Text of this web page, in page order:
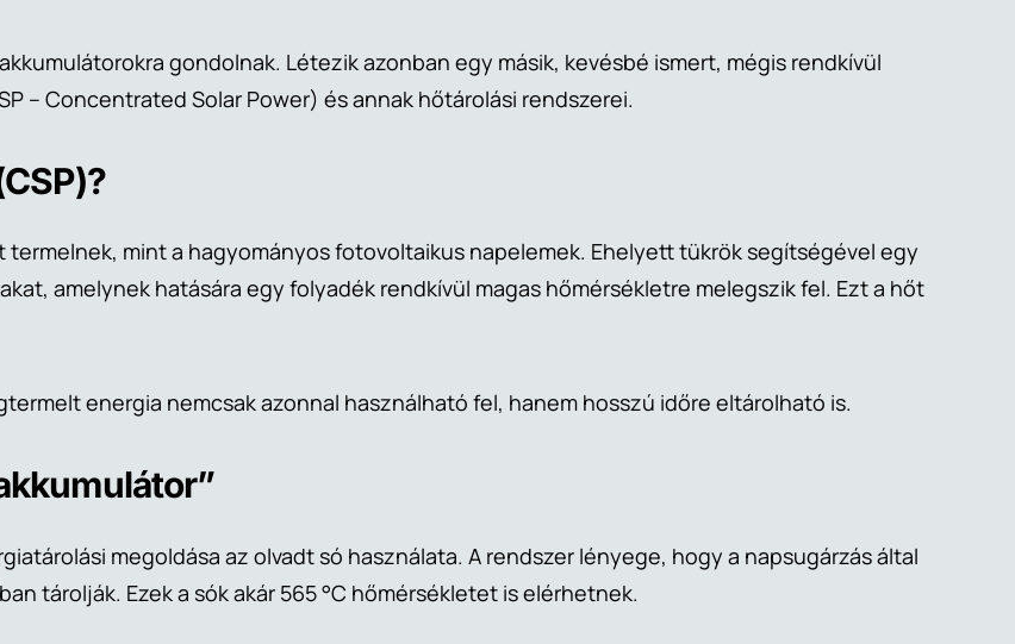
gondolnak. Létezik azonban egy másik, kevésbé ismert, mégis rendkívül
– Concentrated Solar Power) és annak hőtárolási rendszerei.
termelnek, mint a hagyományos fotovoltaikus napelemek. Ehelyett tükrök segítségével egy
amelynek hatására egy folyadék rendkívül magas hőmérsékletre melegszik fel. Ezt a hőt
energia nemcsak azonnal használható fel, hanem hosszú időre eltárolható is.
megoldása az olvadt só használata. A rendszer lényege, hogy a napsugárzás által
tárolják. Ezek a sók akár 565 °C hőmérsékletet is elérhetnek.